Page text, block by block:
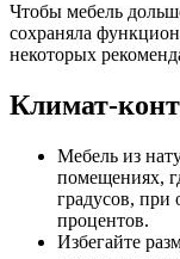
Чтобы мебель
сохраняла
некоторых
Климат-
Мебель из
помещениях,
градусов, при
процентов.
Избегайте